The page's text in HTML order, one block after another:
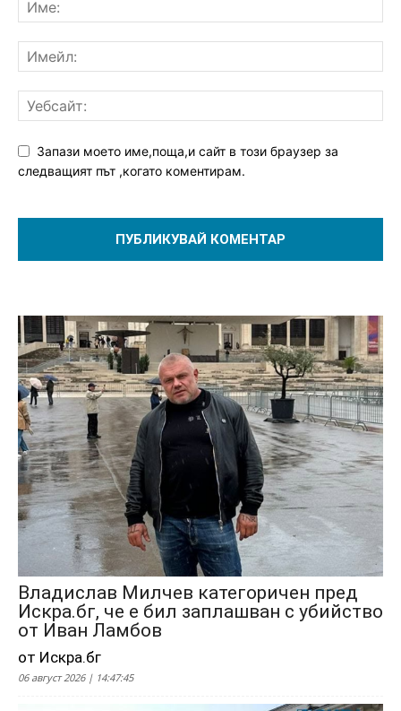
Запази моето име,поща,и сайт в този браузер за
следващият път ,когато коментирам.
Владислав Милчев категоричен пред
Искра.бг, че е бил заплашван с убийство
от Иван Ламбов
от Искра.бг
06 август 2026 | 14:47:45